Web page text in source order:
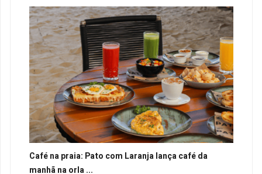
Café na praia: Pato com Laranja lança café da
manhã na orla ...